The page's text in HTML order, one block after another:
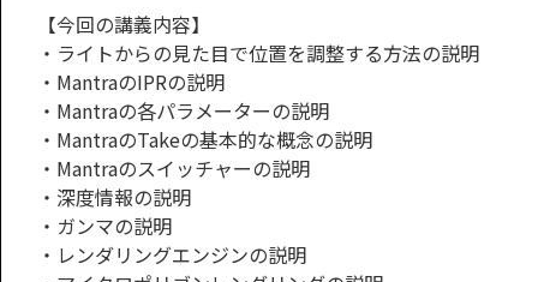
【今回の講義内容】
・ライトからの見た目で位置を調整する方法の説明
・MantraのIPRの説明
・Mantraの各パラメーターの説明
・MantraのTakeの基本的な概念の説明
・Mantraのスイッチャーの説明
・深度情報の説明
・ガンマの説明
・レンダリングエンジンの説明